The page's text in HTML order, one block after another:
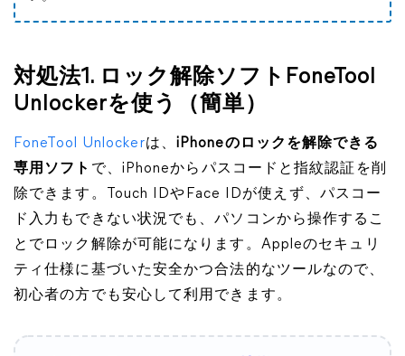
対処法1. ロック解除ソフトFoneTool
Unlockerを使う（簡単）
FoneTool Unlockerは、 iPhoneのロックを解除できる
専用ソフト で、iPhoneからパスコードと指紋認証を削
除できます。Touch IDやFace IDが使えず、パスコー
ド入力もできない状況でも、パソコンから操作するこ
とでロック解除が可能になります。Appleのセキュリ
ティ仕様に基づいた安全かつ合法的なツールなので、
初心者の方でも安心して利用できます。